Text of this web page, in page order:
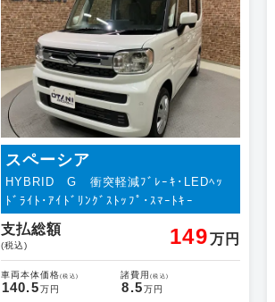
スペーシア
HYBRID G 衝突軽減ﾌﾞﾚｰｷ･LEDﾍｯ
ﾄﾞﾗｲﾄ･ｱｲﾄﾞﾘﾝｸﾞｽﾄｯﾌﾟ･ｽﾏｰﾄｷｰ
支払総額
(税込) 149万円
車両本体価格(税込)
140.5万円
諸費用(税込)
8.5 万円